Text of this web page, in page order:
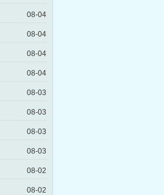
08-04
08-04
08-04
08-04
08-03
08-03
08-03
08-03
08-02
08-02